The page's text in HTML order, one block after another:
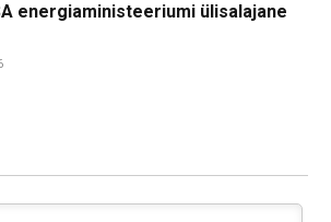
energiaministeeriumi ülisalajane